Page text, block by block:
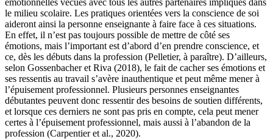
le milieu scolaire. Les pratiques orientées vers la conscience de soi
aideront ainsi la personne enseignante à faire face à ces situations.
En effet, il n’est pas toujours possible de mettre de côté ses
émotions, mais l’important est d’abord d’en prendre conscience, et
ce, dès les débuts dans la profession (Pelletier, à paraître). D’ailleurs,
selon Gossenbacher et Riva (2018), le fait de cacher ses émotions et
ses ressentis au travail s’avère inauthentique et peut même mener à
l’épuisement professionnel. Plusieurs personnes enseignantes
débutantes peuvent donc ressentir des besoins de soutien différents,
et lorsque ces derniers ne sont pas pris en compte, cela peut mener
certes à l’épuisement professionnel, mais aussi à l’abandon de la
profession (Carpentier et al., 2020).